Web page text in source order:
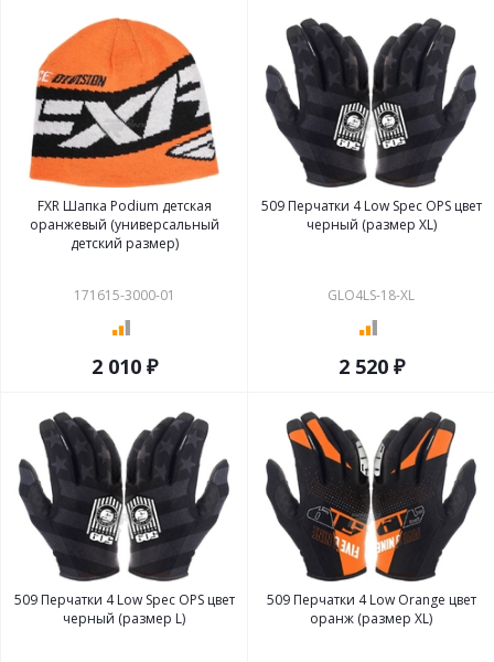
FXR Шапка Podium детская
оранжевый (универсальный
детский размер)
171615-3000-01
2 010 ₽
509 Перчатки 4 Low Spec OPS цвет
черный (размер XL)
GLO4LS-18-XL
2 520 ₽
509 Перчатки 4 Low Spec OPS цвет
черный (размер L)
509 Перчатки 4 Low Orange цвет
оранж (размер XL)